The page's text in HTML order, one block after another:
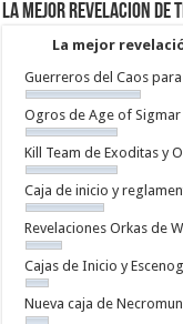
La mejor revelacion de
La mejor
Guerreros del Caos
Ogros de Age of Sigmar
Kill Team de Exoditas y
Caja de inicio y
Revelaciones Orkas de
Cajas de Inicio y
Nueva caja de